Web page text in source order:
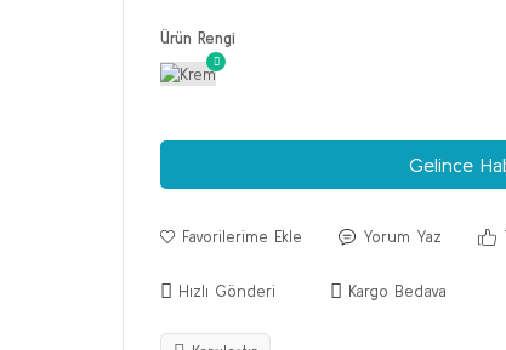
Ürün Rengi
Gelince
Yorum Yaz
Hızlı Gönderi Kargo Bedava